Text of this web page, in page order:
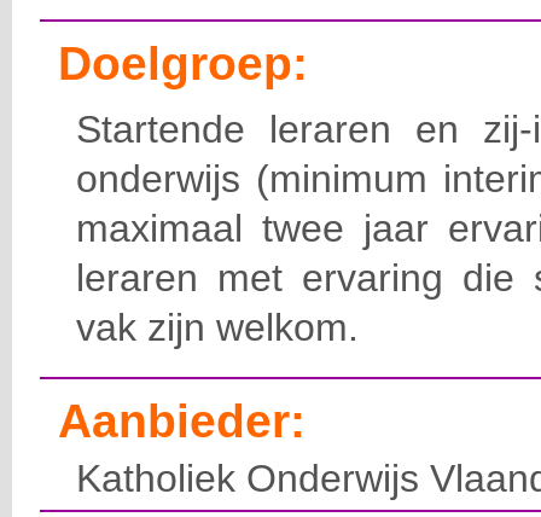
Doelgroep:
Startende leraren en zij-
onderwijs (minimum
maximaal twee jaar
leraren met ervaring die
vak zijn welkom.
Aanbieder:
Katholiek Onderwijs